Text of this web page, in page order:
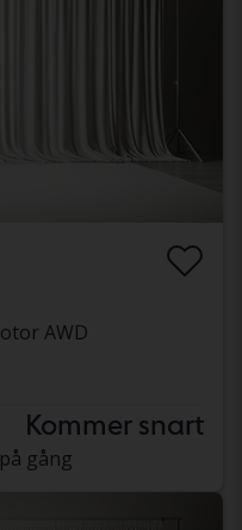
AWD
Kommer snart
gång